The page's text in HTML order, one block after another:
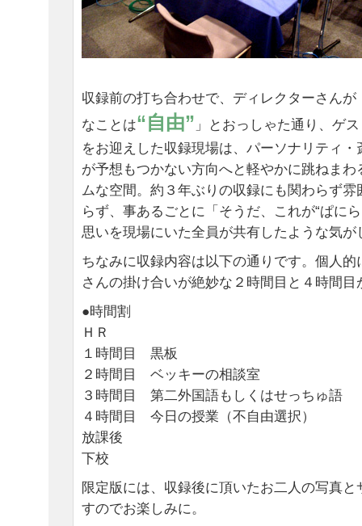
収録前の打ち合わせで、ディレクターさん
なことは“自由” 」とおっしゃた通り、ゲ
をお迎えした収録現場は、パーソナリティ
が予想もつかない方向へと軽やかに跳ねま
ムな空間。約３年ぶりの収録にも関わらず
らず、事あるごとに「そうだ、これが“ぱに
思いを現場にいた全員が共有したような気が
ちなみに収録内容は以下の通りです。個人
さんの掛け合いが絶妙な２時間目と４時間目
●時間割
ＨＲ
１時間目 黒板
２時間目 ベッキーの相談室
３時間目 第二外国語もしくはせっちゅ語
４時間目 今日の授業（不自由選択）
放課後
下校
限定版には、収録後に頂いたお二人の写真
すのでお楽しみに。